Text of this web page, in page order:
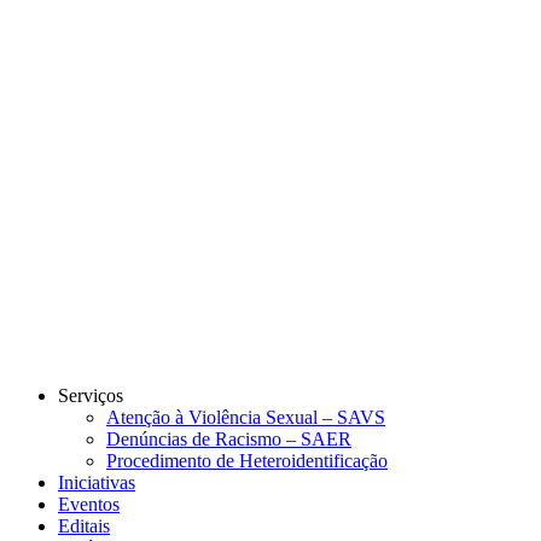
Serviços
Atenção à Violência Sexual – SAVS
Denúncias de Racismo – SAER
Procedimento de Heteroidentificação
Iniciativas
Eventos
Editais